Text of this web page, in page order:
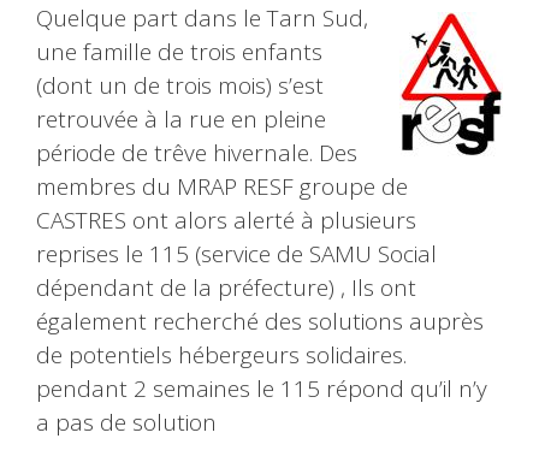
Quelque part dans le Tarn Sud,
une famille de trois enfants
(dont un de trois mois) s’est
retrouvée à la rue en pleine
période de trêve hivernale. Des
membres du MRAP RESF groupe de
CASTRES ont alors alerté à plusieurs
reprises le 115 (service de SAMU Social
dépendant de la préfecture) , Ils ont
également recherché des solutions auprès
de potentiels hébergeurs solidaires.
pendant 2 semaines le 115 répond qu’il n’y
a pas de solution